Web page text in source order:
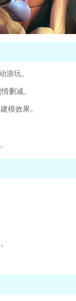
游玩。
删减。
模效果。